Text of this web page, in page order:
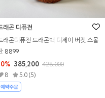
래곤 디퓨전
래곤디퓨전 드래곤백 디제이 버켓 스몰
8899
385,200 428,000
8
5.0 (5)